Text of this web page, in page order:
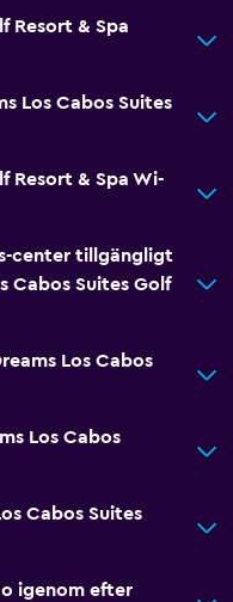
Resort & Spa
Los Cabos Suites
Resort & Spa Wi-
center tillgängligt
Cabos Suites Golf
Los Cabos
Los Cabos
Cabos Suites
igenom efter